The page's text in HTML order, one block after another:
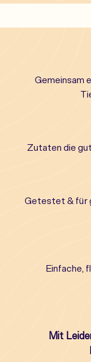
Gemeinsam
Zutaten die
Getestet & für
Einfache,
Mit